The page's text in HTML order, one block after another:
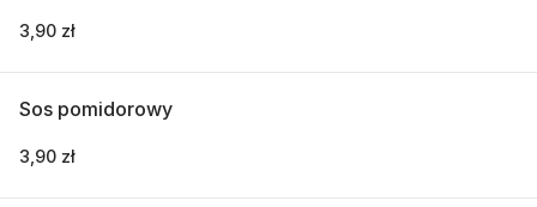
3,90 zł
Sos pomidorowy
3,90 zł